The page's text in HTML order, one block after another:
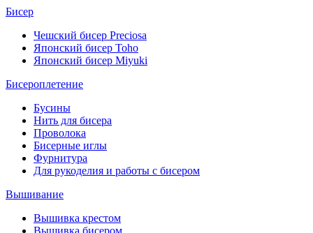
Бисер
Чешский бисер Preciosa
Японский бисер Toho
Японский бисер Miyuki
Бисероплетение
Бусины
Нить для бисера
Проволока
Бисерные иглы
Фурнитура
Для рукоделия и работы с бисером
Вышивание
Вышивка крестом
Вышивка бисером